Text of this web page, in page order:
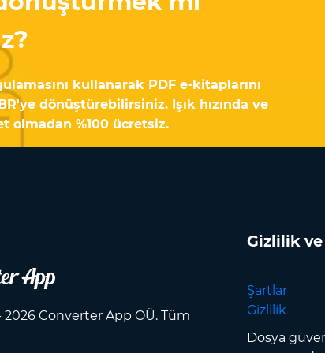
kullanarak PDF e-kitaplarını
dönüştürebilirsiniz. Işık hızında ve
olmadan %100 ücretsiz.
Converter App OÜ. Tüm
Gizlilik
Şartlar
Gizlilik
Dosya